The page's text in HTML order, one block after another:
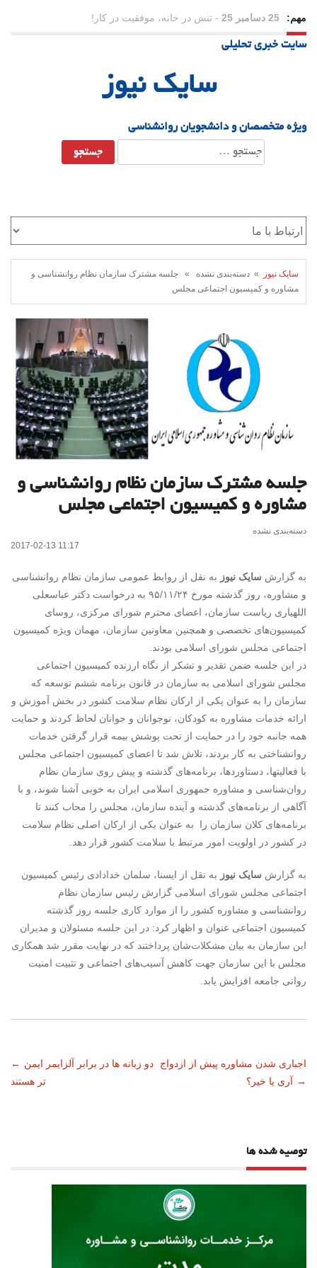
مهم: 25 دسامبر 25 - تنش در خانه، موفقیت در کار!
23 دسامبر 25
-یلدا؛ نماد تاب‌آوری اجتماعی در روزگار دشوار
سایت خبری تحلیلی
سایک نیوز
ویژه متخصصان و دانشجویان روانشناسی
جستجو
برای:
سایک نیوز
» دسته‌بندی نشده » جلسه مشترک سازمان نظام روانشناسی و
مشاوره و کمیسیون اجتماعی مجلس
جلسه مشترک سازمان نظام روانشناسی و
مشاوره و کمیسیون اجتماعی مجلس
دسته‌بندی نشده
2017-02-13 11:17
به گزارش سایک نیوز به نقل از روابط عمومی سازمان نظام روانشناسی
و مشاوره، روز گذشته مورخ ۹۵/۱۱/۲۴ به درخواست دکتر عباسعلی
اللهیاری ریاست سازمان، اعضای محترم شورای مرکزی، روسای
کمیسیون‌های تخصصی و همچنین معاونین سازمان، مهمان ویژه کمیسیون
اجتماعی مجلس شورای اسلامی بودند.
در این جلسه ضمن تقدیر و تشکر از نگاه ارزنده کمیسیون اجتماعی
مجلس شورای اسلامی به سازمان در قانون برنامه ششم توسعه که
سازمان را به عنوان یکی از ارکان نظام سلامت کشور در بخش آموزش و
ارائه خدمات مشاوره به کودکان، نوجوانان و جوانان لحاظ کردند و حمایت
همه جانبه خود را در حمایت از تحت پوشش بیمه قرار گرفتن خدمات
روانشناختی به کار بردند، تلاش شد تا اعضای کمیسیون اجتماعی مجلس
با فعالیتها، دستاوردها، برنامه‌های گذشته و پیش روی سازمان نظام
روان‌شناسی و مشاوره جمهوری اسلامی ایران به خوبی آشنا شوند، و با
آگاهی از برنامه‌های گذشته و آینده سازمان، مجلس را مجاب کنند تا
برنامه‌های کلان سازمان را به عنوان یکی از ارکان اصلی نظام سلامت
در کشور در اولویت امور مرتبط با سلامت کشور قرار دهد.
به گزارش سایک نیوز به نقل از ایسنا، سلمان خدادادی رئیس کمیسیون
اجتماعی مجلس شورای اسلامی گزارش رئیس سازمان نظام
روانشناسی و مشاوره کشور را از موارد کاری جلسه روز گذشته
کمیسیون اجتماعی عنوان و اظهار کرد: در این جلسه مسئولان و مدیران
این سازمان به بیان مشکلات‌شان پرداختند که در نهایت مقرر شد همکاری
مجلس با این سازمان جهت کاهش آسیب‌های اجتماعی و تثبیت امنیت
روانی جامعه افزایش یابد.
ناوبری
نوشته
← دو زبانه ها در برابر آلزایمر ایمن
تر هستند
اجباری شدن مشاوره پیش از ازدواج
آری یا خیر؟ →
توصیه شده ها